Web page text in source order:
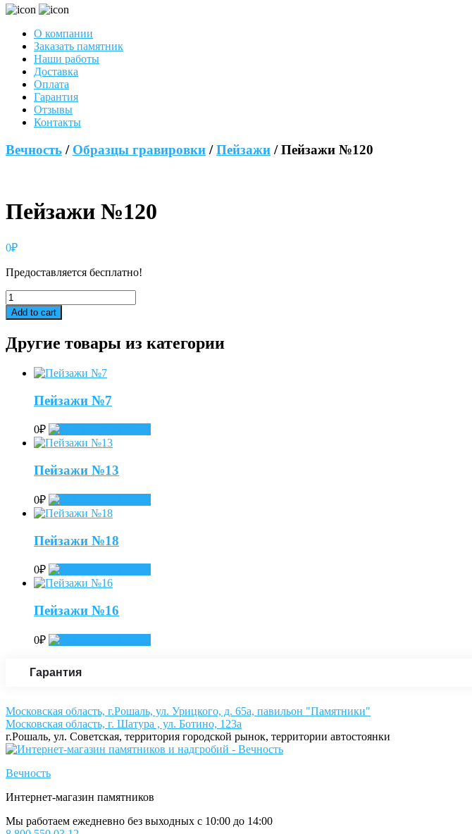
О компании
Заказать памятник
Наши работы
Доставка
Оплата
Гарантия
Отзывы
Контакты
Вечность / Образцы гравировки /Пейзажи / Пейзажи №120
Пейзажи №120
0₽
Предоставляется бесплатно!
Пейзажи
№120
quantity
Add to cart
Другие товары из категории
Пейзажи №7
0₽
Пейзажи №13
0₽
Пейзажи №18
0₽
Пейзажи №16
0₽
Гарантия
Московская область, г.Рошаль, ул. Урицкого, д. 65а, павильон "Памятники"
Московская область, г. Шатура , ул. Ботино, 123а
г.Рошаль, ул. Советская, территория городской рынок, территории автостоянки
Вечность
Интернет-магазин памятников
Мы работаем ежедневно без выходных с 10:00 до 14:00